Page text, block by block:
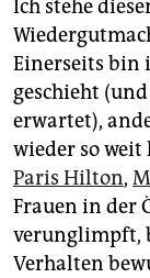
Ich stehe
Einerseits bin
geschieht
erwartet),
wieder so weit
Paris Hilton,
Frauen in der
verunglimpft,
Verhalten